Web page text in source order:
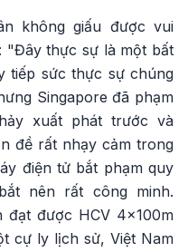
không giấu được vui
"Đây thực sự là một bất
tiếp sức thực sự chúng
Singapore đã phạm
xuất phát trước và
đề rất nhạy cảm trong
điện tử bắt phạm quy
nên rất công minh.
đạt được HCV 4x100m
cự ly lịch sử, Việt Nam